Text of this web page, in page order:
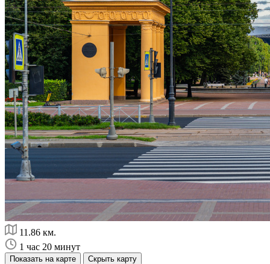
11.86 км.
1 час 20 минут
Показать на карте Скрыть карту